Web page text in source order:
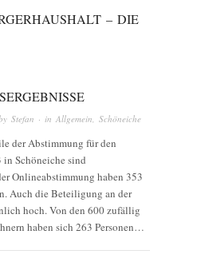
– DIE
Stefan · in Allgemein, Schöneiche
der Abstimmung für den
Schöneiche sind
Onlineabstimmung haben 353
Auch die Beteiligung an der
hoch. Von den 600 zufällig
haben sich 263 Personen…